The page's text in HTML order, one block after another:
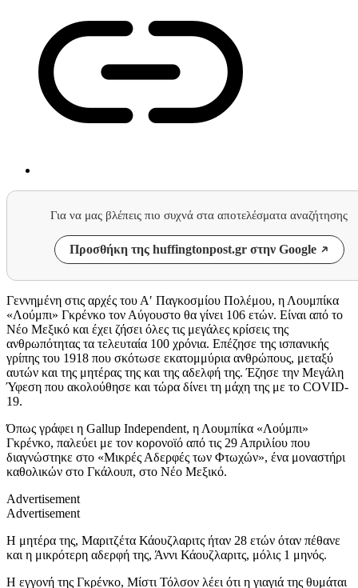
Για να μας βλέπεις πιο συχνά στα αποτελέσματα αναζήτησης
Προσθήκη της huffingtonpost.gr στην Google
Γεννημένη στις αρχές του Α′ Παγκοσμίου Πολέμου, η Λουμπίκα
«Λούμπι» Γκρένκο τον Αύγουστο θα γίνει 106 ετών. Είναι από το
Νέο Μεξικό και έχει ζήσει όλες τις μεγάλες κρίσεις της
ανθρωπότητας τα τελευταία 100 χρόνια. Επέζησε της ισπανικής
γρίπης του 1918 που σκότωσε εκατομμύρια ανθρώπους, μεταξύ
αυτών και της μητέρας της και της αδελφή της. Έζησε την Μεγάλη
Ύφεση που ακολούθησε και τώρα δίνει τη μάχη της με το COVID-
19.
Όπως γράφει η Gallup Independent, η Λουμπίκα «Λούμπι»
Γκρένκο, παλεύει με τον κορονοϊό από τις 29 Απριλίου που
διαγνώστηκε στο «Μικρές Αδερφές των Φτωχών», ένα μοναστήρι
καθολικών στο Γκάλουπ, στο Νέο Μεξικό.
Advertisement
Advertisement
Η μητέρα της, Μαριτζέτα Κάουζλαριτς ήταν 28 ετών όταν πέθανε
και η μικρότερη αδερφή της, Άννι Κάουζλαριτς, μόλις 1 μηνός.
Η εγγονή της Γκρένκο, Μίστι Τόλσον λέει ότι η γιαγιά της θυμάται